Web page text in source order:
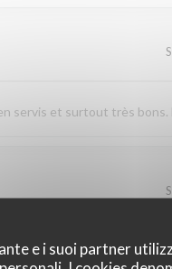
e i suoi partner
servis et surtout très